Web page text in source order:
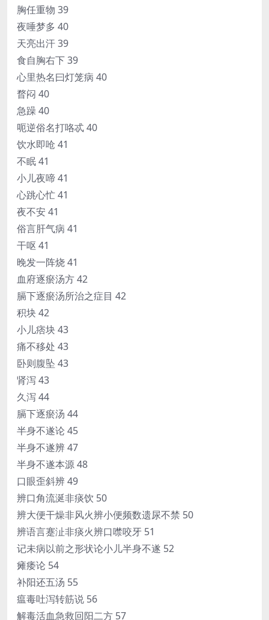
胸任重物 39
夜唾梦多 40
天亮出汗 39
食自胸右下 39
心里热名曰灯笼病 40
瞀闷 40
急躁 40
呃逆俗名打咯忒 40
饮水即呛 41
不眠 41
小儿夜啼 41
心跳心忙 41
夜不安 41
俗言肝气病 41
干呕 41
晚发一阵烧 41
血府逐瘀汤方 42
膈下逐瘀汤所治之症目 42
积块 42
小儿痞块 43
痛不移处 43
卧则腹坠 43
肾泻 43
久泻 44
膈下逐瘀汤 44
半身不遂论 45
半身不遂辨 47
半身不遂本源 48
口眼歪斜辨 49
辨口角流涎非痰饮 50
辨大便干燥非风火辨小便频数遗尿不禁 50
辨语言蹇沚非痰火辨口噤咬牙 51
记未病以前之形状论小儿半身不遂 52
瘫痿论 54
补阳还五汤 55
瘟毒吐泻转筋说 56
解毒活血急救回阳二方 57